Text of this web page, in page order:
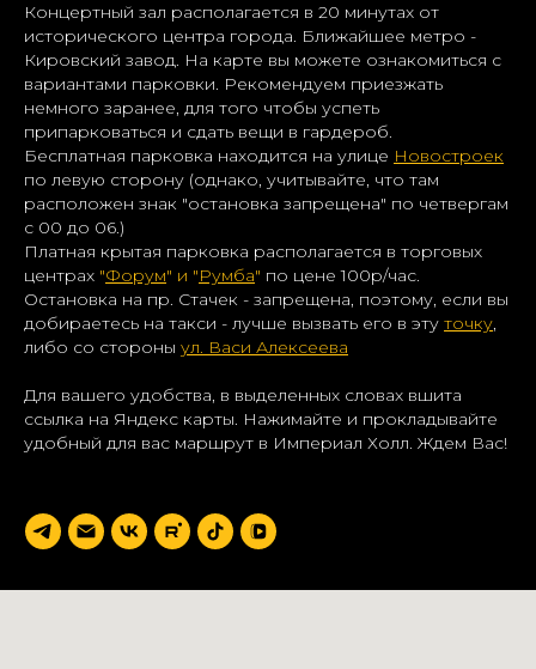
Концертный зал располагается в 20 минутах от
исторического центра города. Ближайшее метро -
Кировский завод. На карте вы можете ознакомиться с
вариантами парковки. Рекомендуем приезжать
немного заранее, для того чтобы успеть
припарковаться и сдать вещи в гардероб.
Бесплатная парковка находится на улице Новостроек
по левую сторону (однако, учитывайте, что там
расположен знак "остановка запрещена" по четвергам
с 00 до 06.)
Платная крытая парковка располагается в торговых
центрах "Форум" и "Румба" по цене 100р/час.
Остановка на пр. Стачек - запрещена, поэтому, если вы
добираетесь на такси - лучше вызвать его в эту точку,
либо со стороны ул. Васи Алексеева
Для вашего удобства, в выделенных словах вшита
ссылка на Яндекс карты. Нажимайте и прокладывайте
удобный для вас маршрут в Империал Холл. Ждем Вас!